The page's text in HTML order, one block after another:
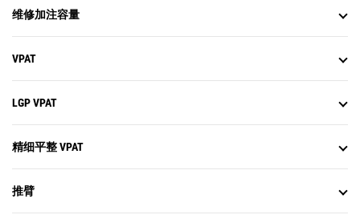
维修加注容量
VPAT
LGP VPAT
精细平整 VPAT
推臂